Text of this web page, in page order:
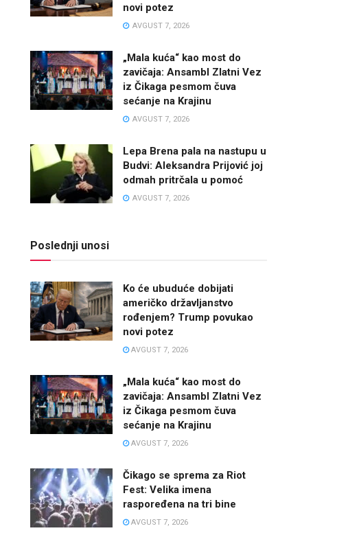
novi potez
AVGUST 7, 2026
„Mala kuća“ kao most do
zavičaja: Ansambl Zlatni Vez
iz Čikaga pesmom čuva
sećanje na Krajinu
AVGUST 7, 2026
Lepa Brena pala na nastupu u
Budvi: Aleksandra Prijović joj
odmah pritrčala u pomoć
AVGUST 7, 2026
Poslednji unosi
Ko će ubuduće dobijati
američko državljanstvo
rođenjem? Trump povukao
novi potez
AVGUST 7, 2026
„Mala kuća“ kao most do
zavičaja: Ansambl Zlatni Vez
iz Čikaga pesmom čuva
sećanje na Krajinu
AVGUST 7, 2026
Čikago se sprema za Riot
Fest: Velika imena
raspoređena na tri bine
AVGUST 7, 2026